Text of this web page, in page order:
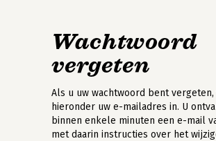
Wachtwoord
vergeten
Als u uw wachtwoord bent vergeten,
hieronder uw e-mailadres in. U
binnen enkele minuten een e-mail
met daarin instructies over het